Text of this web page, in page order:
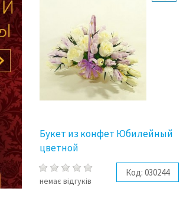
Букет из конфет Юбилейный
цветной
немає відгуків
Код: 030244